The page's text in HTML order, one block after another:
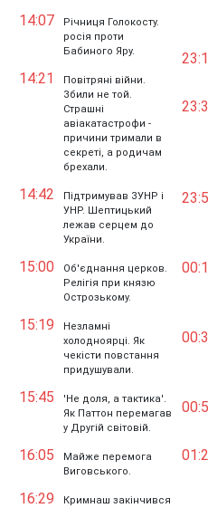
14:07
Річниця Голокосту.
росія проти
Бабиного Яру.
14:21
Повітряні війни.
Збили не той.
Страшні
авіакатастрофи -
причини тримали в
секреті, а родичам
брехали.
14:42
Підтримував ЗУНР і
УНР. Шептицький
лежав серцем до
України.
15:00
Об'єднання церков.
Релігія при князю
Острозькому.
15:19
Незламні
холодноярці. Як
чекісти повстання
придушували.
15:45
'Не доля, а тактика'.
Як Паттон перемагав
у Другій світовій.
16:05
Майже перемога
Виговського.
16:29
Кримнаш закінчився